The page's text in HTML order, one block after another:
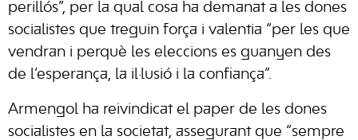
perillós”, per la qual cosa ha demanat a les dones
socialistes que treguin força i valentia “per les que
vendran i perquè les eleccions es guanyen des
de l’esperança, la il·lusió i la confiança”.
Armengol ha reivindicat el paper de les dones
socialistes en la societat, assegurant que “sempre